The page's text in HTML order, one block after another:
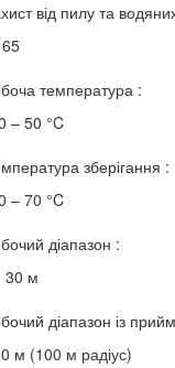
від пилу та
температура :
– 50 °C
зберігання :
– 70 °C
діапазон :
30 м
діапазон із
м (100 м радіус)